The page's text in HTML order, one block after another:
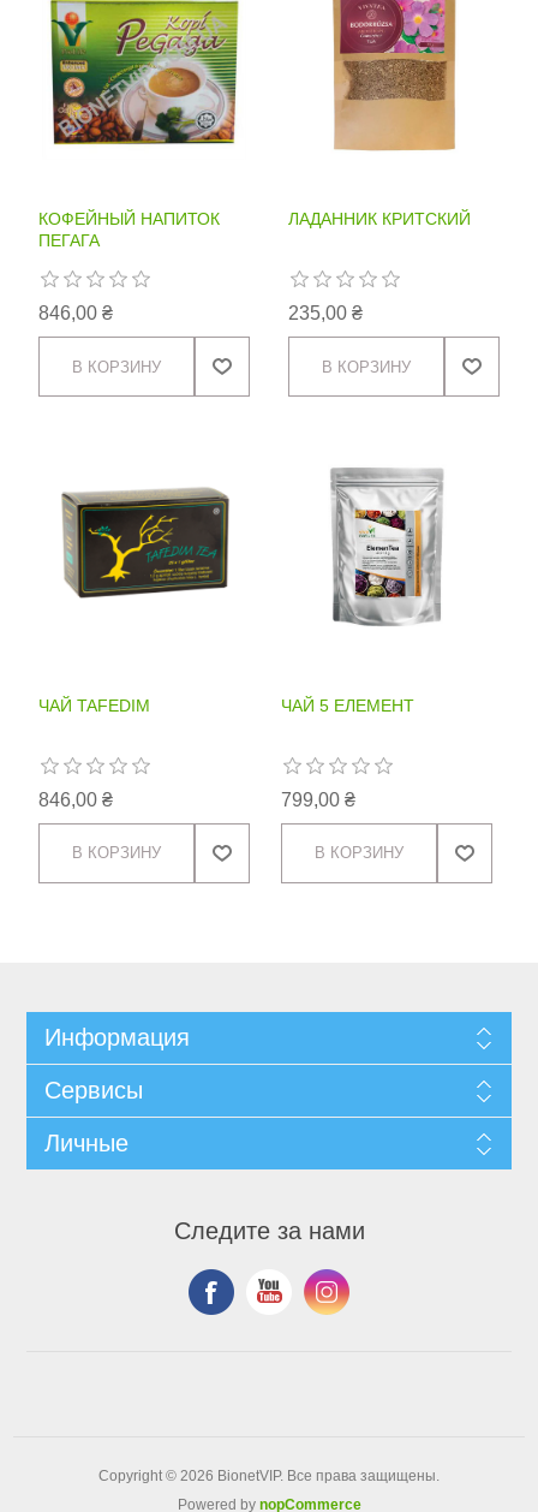
КОФЕЙНЫЙ НАПИТОК
ПЕГАГА
846,00 ₴
ЛАДАННИК КРИТСКИЙ
235,00 ₴
ЧАЙ TAFEDIM
846,00 ₴
ЧАЙ 5 ЕЛЕМЕНТ
799,00 ₴
Информация
Сервисы
Личные
Следите за нами
Copyright © 2026 BionetVIP. Все права защищены.
Powered by nopCommerce